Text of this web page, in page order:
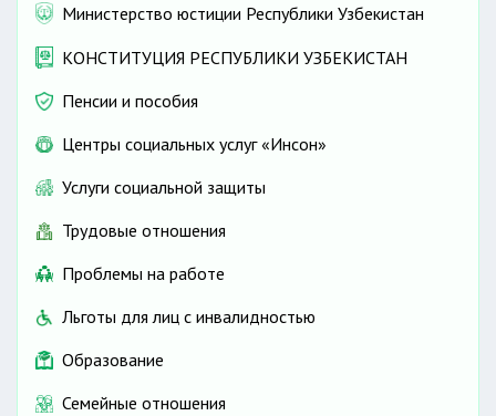
Министерство юстиции Республики Узбекистан
КОНСТИТУЦИЯ РЕСПУБЛИКИ УЗБЕКИСТАН
Пенсии и пособия
Центры социальных услуг «Инсон»
Услуги социальной защиты
Трудовые отношения
Проблемы на работе
Льготы для лиц с инвалидностью
Образование
Семейные отношения